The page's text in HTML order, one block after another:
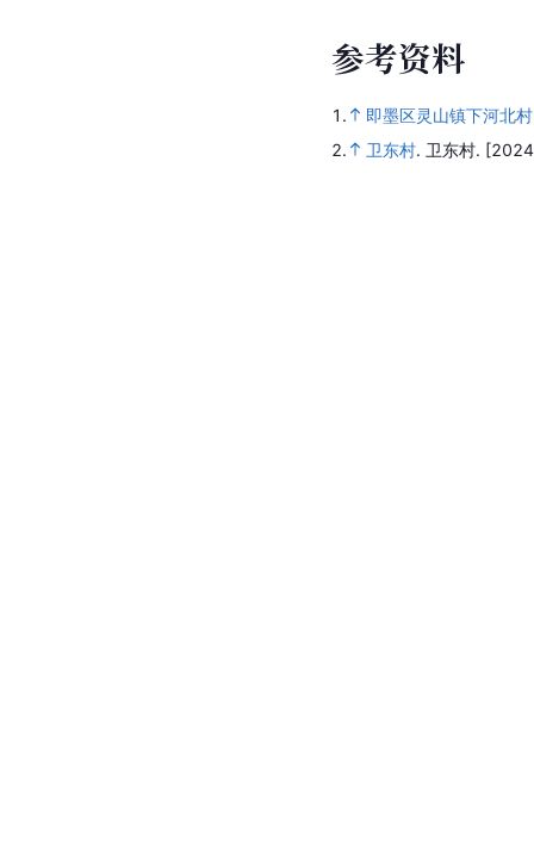
参考资料
1. 即墨区灵山镇下河北村
2.
卫东村. 卫东村.